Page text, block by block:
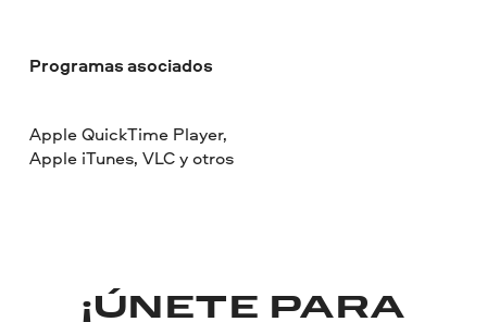
Programas asociados
Apple QuickTime Player,
Apple iTunes, VLC y otros
¡ÚNETE PARA